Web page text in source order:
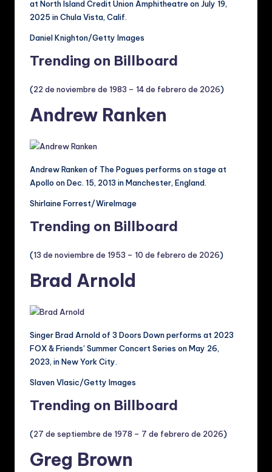
at North Island Credit Union Amphitheatre on July 19,
2025 in Chula Vista, Calif.
Daniel Knighton/Getty Images
Trending on Billboard
(22 de noviembre de 1983 – 14 de febrero de 2026)
Andrew Ranken
Andrew Ranken of The Pogues performs on stage at
Apollo on Dec. 15, 2013 in Manchester, England.
Shirlaine Forrest/WireImage
Trending on Billboard
(13 de noviembre de 1953 – 10 de febrero de 2026)
Brad Arnold
Singer Brad Arnold of 3 Doors Down performs at 2023
FOX & Friends’ Summer Concert Series on May 26,
2023, in New York City.
Slaven Vlasic/Getty Images
Trending on Billboard
(27 de septiembre de 1978 – 7 de febrero de 2026)
Greg Brown